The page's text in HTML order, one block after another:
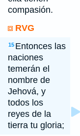
compasión.
RVG
15 Entonces las
naciones
temerán el
nombre de
Jehová, y
todos los
reyes de la
tierra tu gloria;